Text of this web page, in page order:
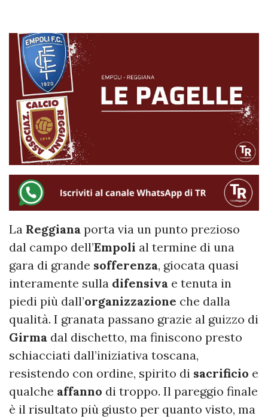
La Reggiana porta via un punto prezioso
dal campo dell’Empoli al termine di una
gara di grande sofferenza, giocata quasi
interamente sulla difensiva e tenuta in
piedi più dall’organizzazione che dalla
qualità. I granata passano grazie al guizzo di
Girma dal dischetto, ma finiscono presto
schiacciati dall’iniziativa toscana,
resistendo con ordine, spirito di sacrificio e
qualche affanno di troppo. Il pareggio finale
è il risultato più giusto per quanto visto, ma